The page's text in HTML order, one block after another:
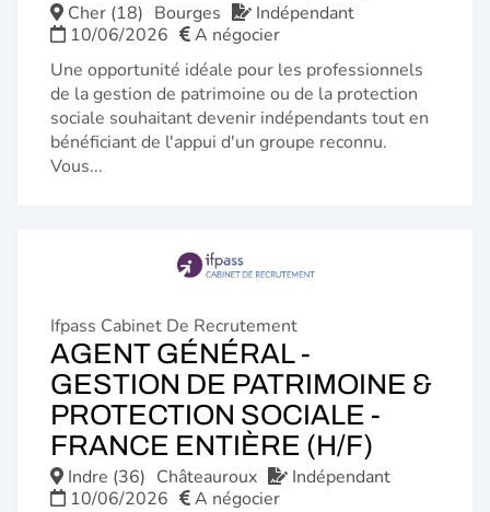
Cher (18) Bourges
Indépendant
10/06/2026
A négocier
Une opportunité idéale pour les professionnels
de la gestion de patrimoine ou de la protection
sociale souhaitant devenir indépendants tout en
bénéficiant de l'appui d'un groupe reconnu.
Vous...
Ifpass Cabinet De Recrutement
AGENT GÉNÉRAL -
GESTION DE PATRIMOINE &
PROTECTION SOCIALE -
FRANCE ENTIÈRE (H/F)
Indre (36) Châteauroux
Indépendant
10/06/2026
A négocier